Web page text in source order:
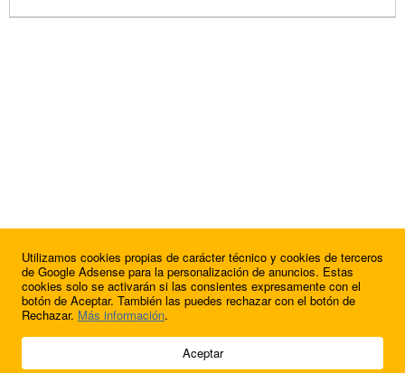
© 2009 - 2026 Soluciones Corporativas IP, SL.
Utilizamos cookies propias de carácter técnico y cookies de terceros
de Google Adsense para la personalización de anuncios. Estas
cookies solo se activarán si las consientes expresamente con el
botón de Aceptar. También las puedes rechazar con el botón de
Rechazar. Más información.
Aceptar